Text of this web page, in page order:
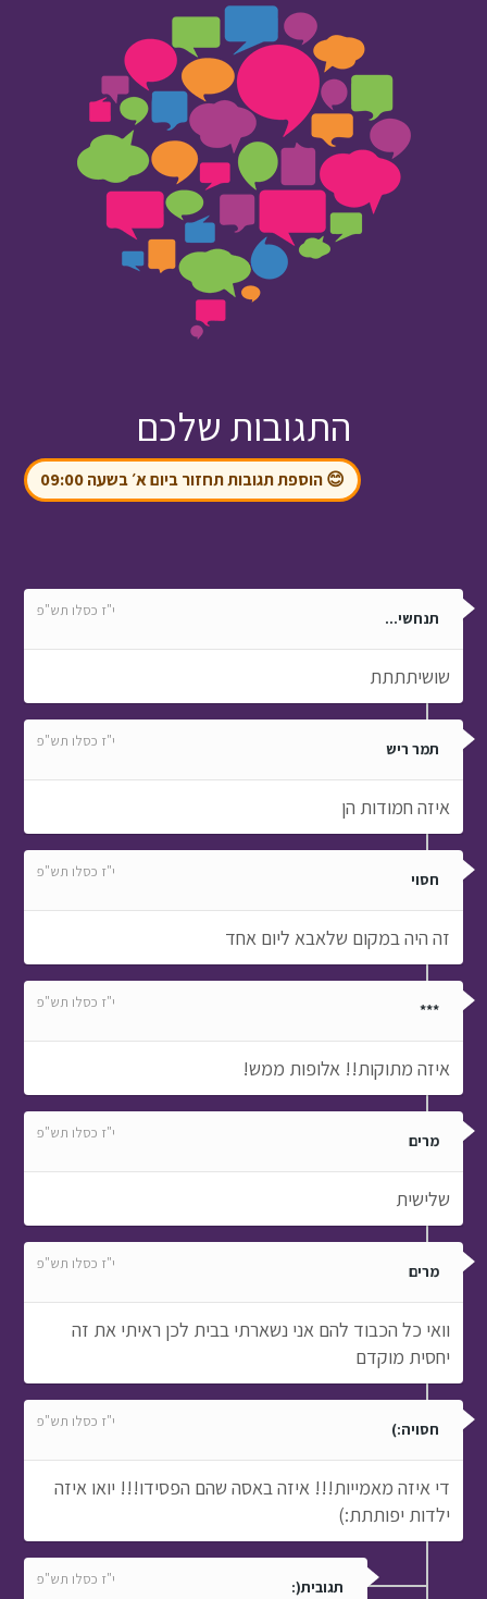
התגובות שלכם
😊 הוספת תגובות תחזור ביום א׳ בשעה 09:00
תנחשי... י"ז כסלו תש"פ
שושיתתתת
תמר ריש י"ז כסלו תש"פ
איזה חמודות הן
חסוי י"ז כסלו תש"פ
זה היה במקום שלאבא ליום אחד
*** י"ז כסלו תש"פ
איזה מתוקות!! אלופות ממש!
מרים י"ז כסלו תש"פ
שלישית
מרים י"ז כסלו תש"פ
וואי כל הכבוד להם אני נשארתי בבית לכן ראיתי את זה
יחסית מוקדם
חסויה:) י"ז כסלו תש"פ
די איזה מאמייות!!! איזה באסה שהם הפסידו!!! יואו איזה
ילדות יפותתת:)
תגובית(: י"ז כסלו תש"פ